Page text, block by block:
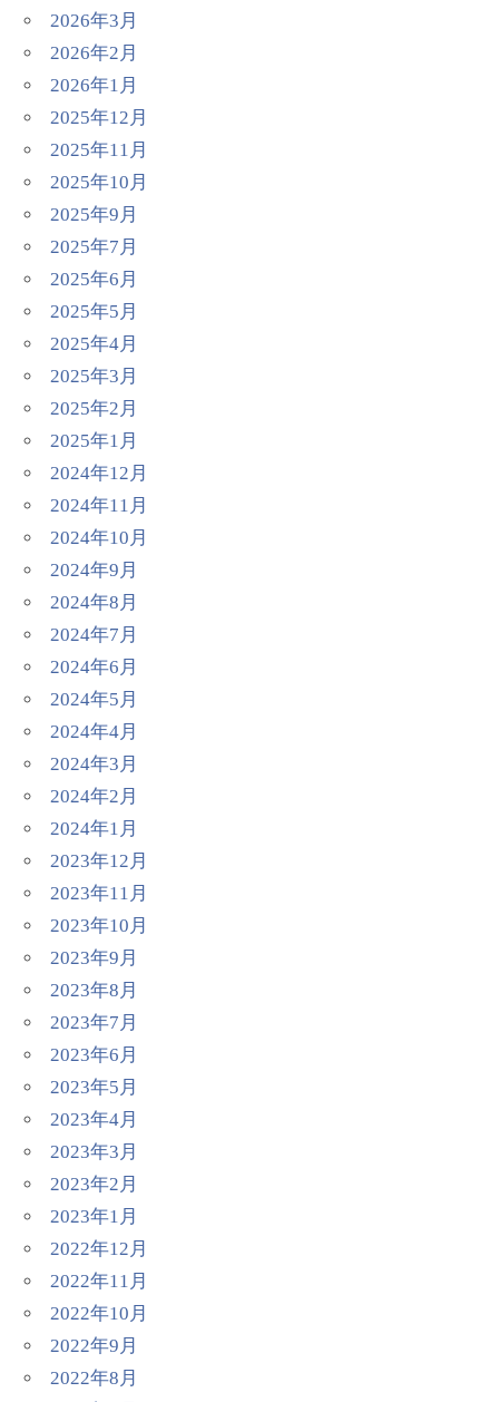
2026年3月
2026年2月
2026年1月
2025年12月
2025年11月
2025年10月
2025年9月
2025年7月
2025年6月
2025年5月
2025年4月
2025年3月
2025年2月
2025年1月
2024年12月
2024年11月
2024年10月
2024年9月
2024年8月
2024年7月
2024年6月
2024年5月
2024年4月
2024年3月
2024年2月
2024年1月
2023年12月
2023年11月
2023年10月
2023年9月
2023年8月
2023年7月
2023年6月
2023年5月
2023年4月
2023年3月
2023年2月
2023年1月
2022年12月
2022年11月
2022年10月
2022年9月
2022年8月